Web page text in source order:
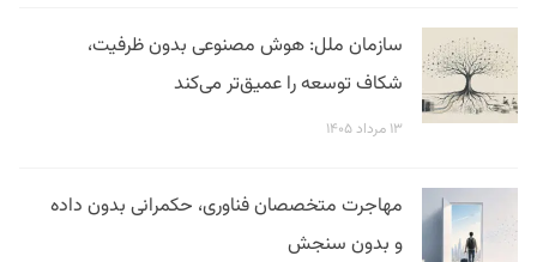
سازمان ملل: هوش مصنوعی بدون ظرفیت،
شکاف توسعه را عمیق‌تر می‌کند
۱۳ مرداد ۱۴۰۵
مهاجرت متخصصان فناوری، حکمرانی بدون داده
و بدون سنجش